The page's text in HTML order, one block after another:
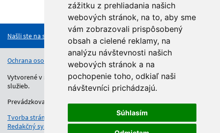
zážitku z prehliadania našich
webových stránok, na to, aby sme
vám zobrazovali prispôsobený
obsah a cielené reklamy, na
analýzu návštevnosti našich
webových stránok a na
pochopenie toho, odkiaľ naši
návštevníci prichádzajú.
Súhlasím
Hore
Našli ste na stránke chybu?
Ochrana osobných údajov Vyhlásenie o prístupnosti
Vytvorené v súlade s Jednotným dizajn manuálom elektronických
služieb.
Prevádzkovateľom služby je Regionálny úrad školskej správy.
Tvorba stránok
Redakčný systém
: SysCom